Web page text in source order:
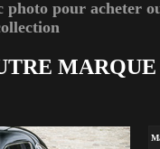
photo pour acheter